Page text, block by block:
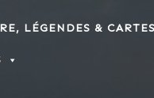
LÉGENDES &